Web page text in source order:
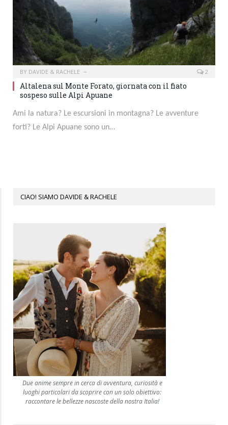
BY DAVIDE & RACHELE 2
Altalena sul Monte Forato, giornata con il fiato
sospeso sulle Alpi Apuane
Ami la natura? Le escursioni in montagna? Le avventure
forti? Le Alpi Apuane sono un…
CIAO! SIAMO DAVIDE & RACHELE
Due anime sempre in cerca di avventura, curiosità e
luoghi particolari da scoprire con un solo obiettivo:
raccontare le bellezze nascoste della nostra Italia!